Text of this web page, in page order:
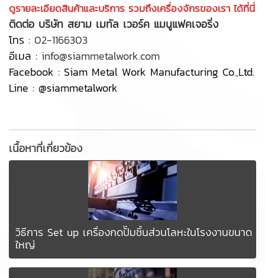
ดูรายละเอียดสินค้าและบริการ รวมถึงเครื่องจักรของเรา ได้ที่นี่
ติดต่อ บริษัท สยาม เมทัล เวอร์ค แมนูแฟคเจอริ่ง
โทร : 02-1166303
อีเมล : info@siammetalwork.com
Facebook : Siam Metal Work Manufacturing Co.,Ltd.
Line : @siammetalwork
เนื้อหาที่เกี่ยวข้อง
วิธีการ Set up เครื่องกดปั๊มชิ้นส่วนโลหะในโรงงานขนาด
ใหญ่